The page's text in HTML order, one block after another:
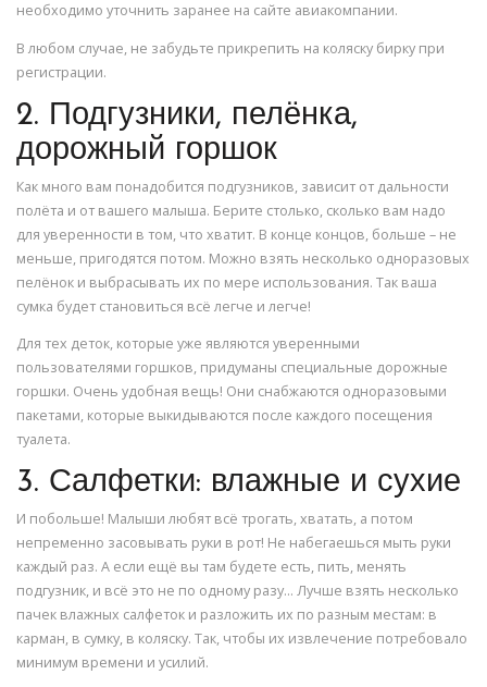
необходимо уточнить заранее на сайте авиакомпании.
В любом случае, не забудьте прикрепить на коляску бирку при
регистрации.
2. Подгузники, пелёнка,
дорожный горшок
Как много вам понадобится подгузников, зависит от дальности
полёта и от вашего малыша. Берите столько, сколько вам надо
для уверенности в том, что хватит. В конце концов, больше – не
меньше, пригодятся потом. Можно взять несколько одноразовых
пелёнок и выбрасывать их по мере использования. Так ваша
сумка будет становиться всё легче и легче!
Для тех деток, которые уже являются уверенными
пользователями горшков, придуманы специальные дорожные
горшки. Очень удобная вещь! Они снабжаются одноразовыми
пакетами, которые выкидываются после каждого посещения
туалета.
3. Салфетки: влажные и сухие
И побольше! Малыши любят всё трогать, хватать, а потом
непременно засовывать руки в рот! Не набегаешься мыть руки
каждый раз. А если ещё вы там будете есть, пить, менять
подгузник, и всё это не по одному разу… Лучше взять несколько
пачек влажных салфеток и разложить их по разным местам: в
карман, в сумку, в коляску. Так, чтобы их извлечение потребовало
минимум времени и усилий.